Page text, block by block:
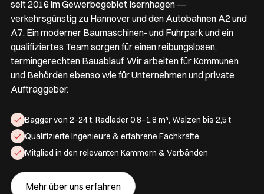
seit 2016 im Gewerbegebiet Isernhagen —
verkehrsgünstig zu Hannover und den Autobahnen A2 und
A7. Ein moderner Baumaschinen- und Fuhrpark und ein
qualifiziertes Team sorgen für einen reibungslosen,
termingerechten Bauablauf. Wir arbeiten für Kommunen
und Behörden ebenso wie für Unternehmen und private
Auftraggeber.
Bagger von 2–24 t, Radlader 0,8–1,8 m³, Walzen bis 2,5 t
Qualifizierte Ingenieure & erfahrene Fachkräfte
Mitglied in den relevanten Kammern & Verbänden
Mehr über uns erfahren